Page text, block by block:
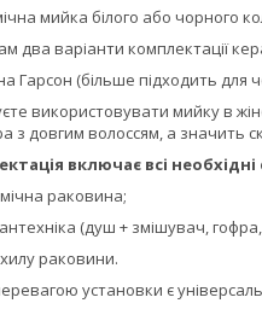
мийка білого або чорного
два варіанти комплектації
Гарсон (більше підходить для
використовувати мийку в
з довгим волоссям, а значить
включає всі
раковина;
(душ + змішувач,
раковини.
установки є